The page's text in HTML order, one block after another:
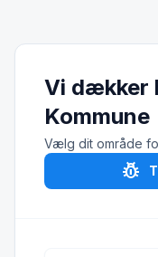
Vi dækker
Kommune
Vælg dit område
pest_control